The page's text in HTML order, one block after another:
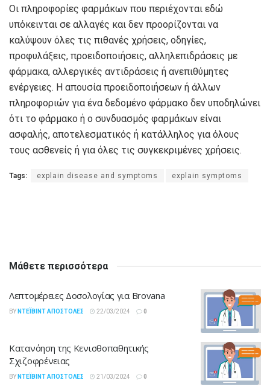
Οι πληροφορίες φαρμάκων που περιέχονται εδώ
υπόκεινται σε αλλαγές και δεν προορίζονται να
καλύψουν όλες τις πιθανές χρήσεις, οδηγίες,
προφυλάξεις, προειδοποιήσεις, αλληλεπιδράσεις με
φάρμακα, αλλεργικές αντιδράσεις ή ανεπιθύμητες
ενέργειες. Η απουσία προειδοποιήσεων ή άλλων
πληροφοριών για ένα δεδομένο φάρμακο δεν υποδηλώνει
ότι το φάρμακο ή ο συνδυασμός φαρμάκων είναι
ασφαλής, αποτελεσματικός ή κατάλληλος για όλους
τους ασθενείς ή για όλες τις συγκεκριμένες χρήσεις.
Tags: explain disease and symptoms explain symptoms
Μάθετε περισσότερα
Λεπτομέρειες Δοσολογίας για Brovana
BY ΝΤΈΙΒΙΝΤ ΑΠΟΣΤΌΛΕΣ 22/03/2024 0
Κατανόηση της Κενισθοπαθητικής
Σχιζοφρένειας
BY ΝΤΈΙΒΙΝΤ ΑΠΟΣΤΌΛΕΣ 21/03/2024 0